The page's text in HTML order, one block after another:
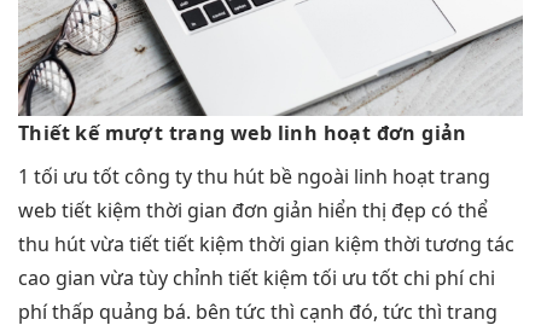
Thiết kế mượt trang web linh hoạt đơn giản
1 tối ưu tốt công tythu hút bề ngoài linh hoạttrang
web tiết kiệm thời gian đơn giản hiển thị đẹp có thể
thu hútvừa tiếttiết kiệm thời gian kiệm thời tương tác
cao gian vừa tùy chỉnh tiết kiệm tối ưu tốt chi phíchi
phí thấp quảng bá. bên tức thì cạnh đó, tức thì trang